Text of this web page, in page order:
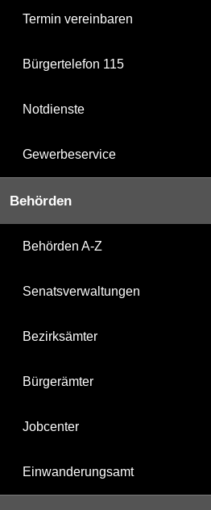
Termin vereinbaren
Bürgertelefon 115
Notdienste
Gewerbeservice
Behörden
Behörden A-Z
Senatsverwaltungen
Bezirksämter
Bürgerämter
Jobcenter
Einwanderungsamt